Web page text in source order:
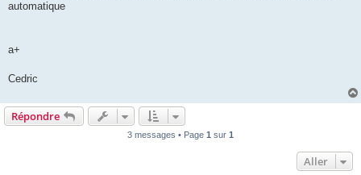
automatique
a+
Cedric
Répondre
3 messages • Page 1 sur 1
Aller